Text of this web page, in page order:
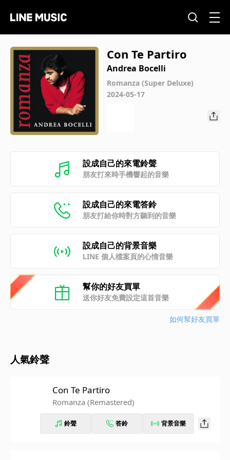
Con Te Partiro
Andrea Bocelli
Romanza (Super Deluxe)
2024-05-17
設成自己的來電鈴聲
朋友打來時手機響起的音樂
設成自己的來電答鈴
朋友打給你時對方聽到的音樂
設成自己的背景音樂
LINE 個人檔案頁的心情音樂
幫你的好友買單
送你好友免費設定這首音樂
如何幫好友買單
人氣鈴聲
Con Te Partiro
Romanza (Remastered)
鈴聲 答鈴 背景音樂